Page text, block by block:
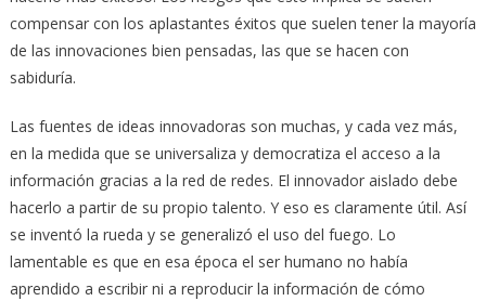
compensar con los aplastantes éxitos que suelen tener la mayoría
de las innovaciones bien pensadas, las que se hacen con
sabiduría.
Las fuentes de ideas innovadoras son muchas, y cada vez más,
en la medida que se universaliza y democratiza el acceso a la
información gracias a la red de redes. El innovador aislado debe
hacerlo a partir de su propio talento. Y eso es claramente útil. Así
se inventó la rueda y se generalizó el uso del fuego. Lo
lamentable es que en esa época el ser humano no había
aprendido a escribir ni a reproducir la información de cómo